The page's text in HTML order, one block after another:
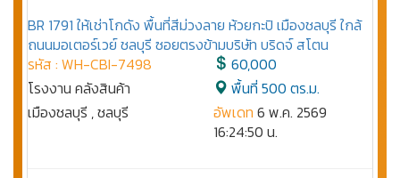
BR 1791 ให้เช่าโกดัง พื้นที่สีม่วงลาย ห้วยกะปิ เมืองชลบุรี ใกล้
ถนนมอเตอร์เวย์ ชลบุรี ซอยตรงข้ามบริษัท บริดจ์ สโตน
รหัส : WH-CBI-7498
โรงงาน คลังสินค้า
เมืองชลบุรี , ชลบุรี
60,000
พื้นที่ 500 ตร.ม.
อัพเดท 6 พ.ค. 2569
16:24:50 น.